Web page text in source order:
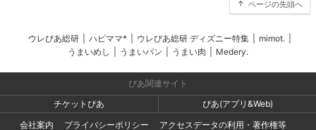
ページの先頭へ
ウレぴあ総研 ハピママ* ウレぴあ総研 ディズニー特集 mimot.
うまいめし
うまいパン うまい肉 Medery.
ぴあ関連サイト
チケットぴあ
ぴあ(アプリ&Web)
会社案内
プライバシーポリシー
アクセスデータの利用・著作権等